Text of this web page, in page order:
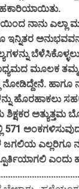
ಎಲ್ಲಾ
ಇನ್ನಿತರ
ಮೂಲಕ ತಮ್ಮ
ಹಾಗೂ
ಹೊರಹಾಕಲು
ಅತ್ಯುತ್ತಮ
571
ಎಲ್ಲರಿಗೂ
ಎಂದು